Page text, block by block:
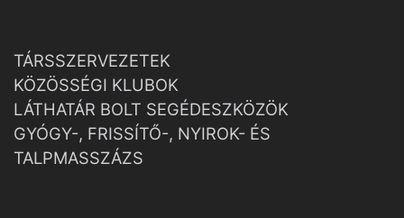
TÁRSSZERVEZETEK
KÖZÖSSÉGI KLUBOK
LÁTHATÁR BOLT SEGÉDESZKÖZÖK
GYÓGY-, FRISSÍTŐ-, NYIROK- ÉS
TALPMASSZÁZS